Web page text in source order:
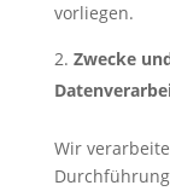
vorliegen.
Zwecke
Wir